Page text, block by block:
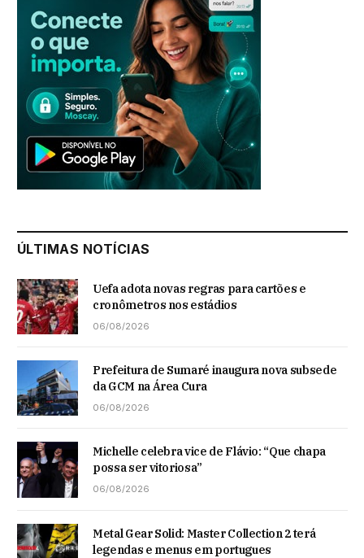
ÚLTIMAS NOTÍCIAS
Uefa adota novas regras para cartões e
cronômetros nos estádios
06/08/2026
Prefeitura de Sumaré inaugura nova subsede
da GCM na Área Cura
06/08/2026
Michelle celebra vice de Flávio: “Que chapa
possa ser vitoriosa”
06/08/2026
Metal Gear Solid: Master Collection 2 terá
legendas e menus em portugues